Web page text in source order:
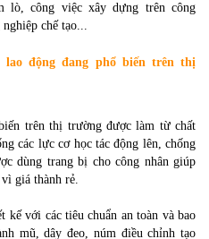
lò, công việc xây dựng trên công
chế tạo...
động đang phổ biến trên thị
trên thị trường được làm từ chất
các lực cơ học tác động lên, chống
dùng trang bị cho công nhân giúp
giá thành rẻ.
kế với các tiêu chuẩn an toàn và bao
mũ, dây đeo, núm điều chỉnh tạo